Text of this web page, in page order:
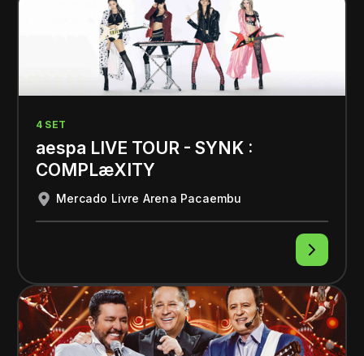
4 SET
aespa LIVE TOUR - SYNK :
COMPLæXITY
Mercado Livre Arena Pacaembu